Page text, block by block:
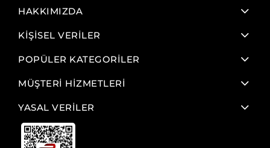
HAKKIMIZDA
KİŞİSEL VERİLER
POPÜLER KATEGORİLER
MÜŞTERİ HİZMETLERİ
YASAL VERİLER